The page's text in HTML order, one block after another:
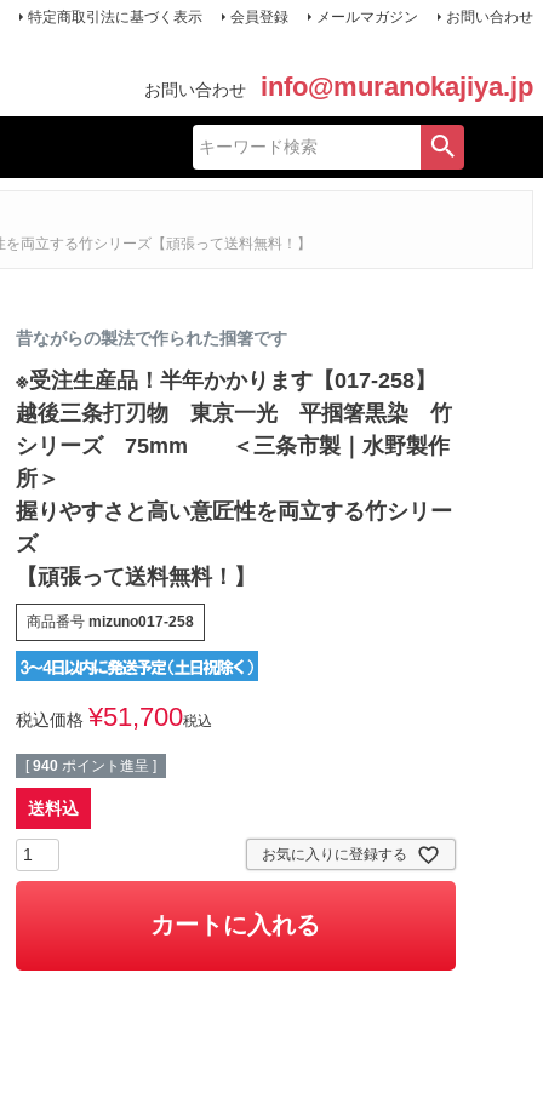
特定商取引法に基づく表示 会員登録 メールマガジン お問い合わせ
お問い合わせ info@muranokajiya.jp
立する竹シリーズ【頑張って送料無料！】
昔ながらの製法で作られた掴箸です
※受注生産品！半年かかります【017-258】
越後三条打刃物 東京一光 平掴箸黒染 竹
シリーズ 75mm ＜三条市製｜水野製作
所＞
握りやすさと高い意匠性を両立する竹シリー
ズ
【頑張って送料無料！】
商品番号 mizuno017-258
税込価格 ¥51,700税込
[ 940 ポイント進呈 ]
送料込
お気に入りに登録する
カートに入れる